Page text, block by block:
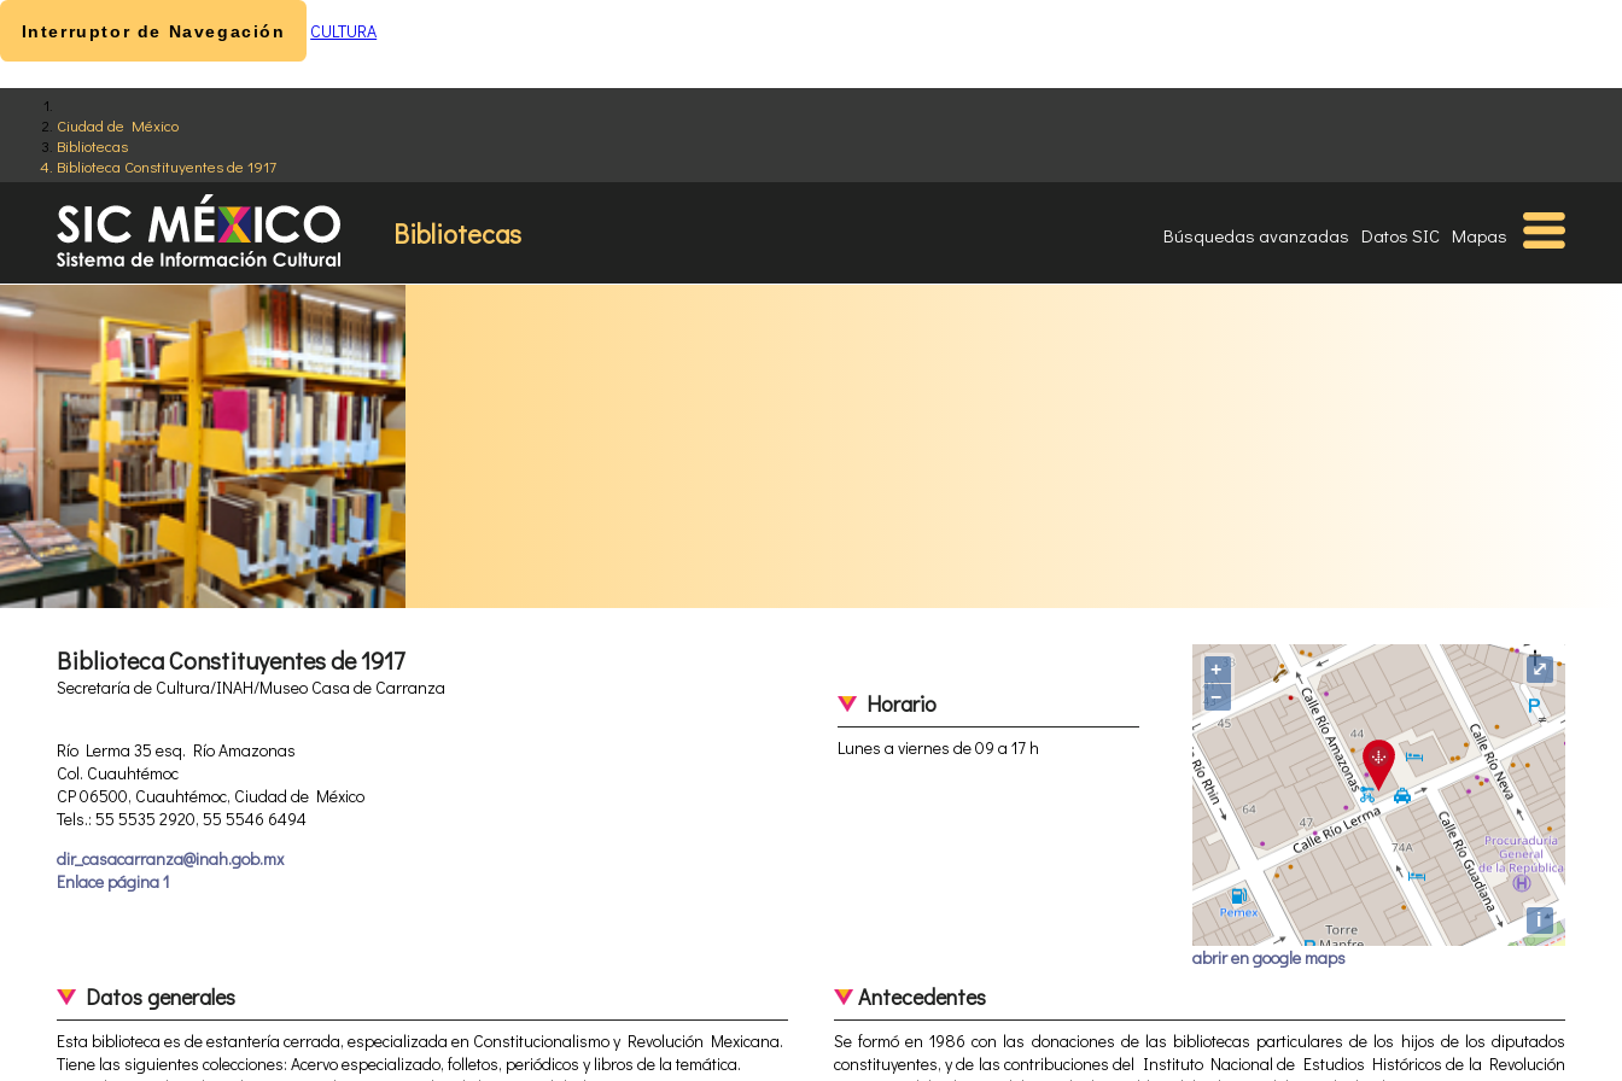
Ciudad de México
Bibliotecas
Biblioteca Constituyentes de 1917
Bibliotecas Búsquedas avanzadas Datos SIC Mapas
Interruptor de Navegación CULTURA
Biblioteca Constituyentes de 1917
Secretaría de Cultura/INAH/Museo Casa de Carranza
Río Lerma 35 esq. Río Amazonas
Col. Cuauhtémoc
CP 06500, Cuauhtémoc, Ciudad de México
Tels.: 55 5535 2920, 55 5546 6494
dir_casacarranza@inah.gob.mx
Enlace página 1
Horario
Lunes a viernes de 09 a 17 h
+
−
i
⤢
abrir en google maps
Datos generales
Esta biblioteca es de estantería cerrada, especializada en Constitucionalismo y Revolución Mexicana.
Tiene las siguientes colecciones: Acervo especializado, folletos, periódicos y libros de la temática.
Antecedentes
Se formó en 1986 con las donaciones de las bibliotecas particulares de los hijos de los diputados
constituyentes, y de las contribuciones del Instituto Nacional de Estudios Históricos de la Revolución